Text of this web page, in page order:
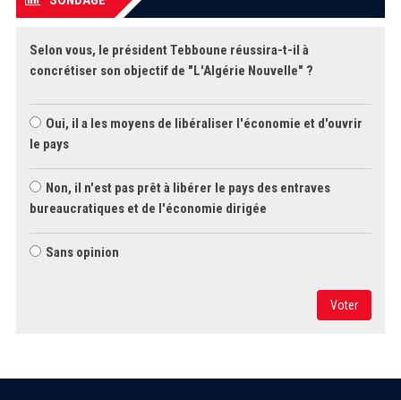
Selon vous, le président Tebboune réussira-t-il à
concrétiser son objectif de "L'Algérie Nouvelle" ?
Oui, il a les moyens de libéraliser l'économie et d'ouvrir
le pays
Non, il n'est pas prêt à libérer le pays des entraves
bureaucratiques et de l'économie dirigée
Sans opinion
Voter